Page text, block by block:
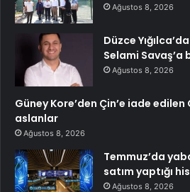
Ağustos 8, 2026
Düzce
Selami Savaş’a
Ağustos 8, 2026
Güney Kore’den Çin’e iade
aslanlar
Ağustos 8, 2026
Temmuz’da
satım yaptığı
Ağustos 8, 2026